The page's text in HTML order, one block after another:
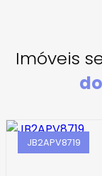
Imóveis
JB2APV8719